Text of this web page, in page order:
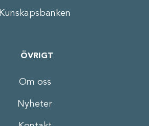
Kunskapsbanken
ÖVRIGT
Om oss
Nyheter